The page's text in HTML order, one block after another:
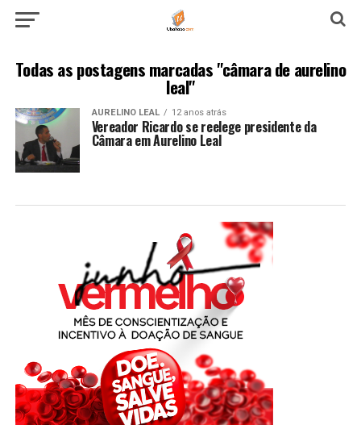
Todas as postagens marcadas "câmara de aurelino
leal"
AURELINO LEAL 12 anos atrás
Vereador Ricardo se reelege presidente da
Câmara em Aurelino Leal